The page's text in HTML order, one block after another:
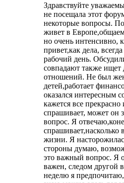
Здравствуйте
не посещала этот
некоторые вопросы.
живет в
но очень интенсивно,
привет,как дела,
рабочий день.
совпадают также ищет
отношений. Не был
детей,работает
оказался интересным
кажется все
спрашивает, может он
вопрос. Я
спрашивает,насколько
жизни. Я
стороны думаю,
это важный вопрос. Я
важен, следом другой
неделю я